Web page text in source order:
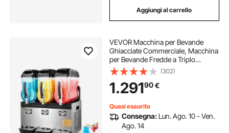
Aggiungi al carrello
VEVOR Macchina per Bevande
Ghiacciate Commerciale, Macchina
per Bevande Fredde a Triplo
Serbatoio 12L x 3, Macchina per
Bevande Ghiacciate in Acciaio Inox,
Macchina per Bevande Smoothie
Bar Hotel
(302)
1.29190€
Quasi esaurito
Consegna: Lun. Ago. 10 - Ven.
Ago. 14